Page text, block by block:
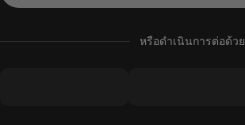
หรือดำเนินการต่อด้วย